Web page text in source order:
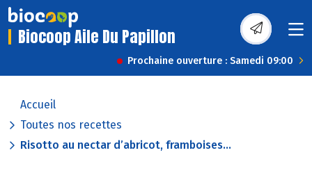
Biocoop Aile Du Papillon
Prochaine ouverture : Samedi 09:00
Accueil
Toutes nos recettes
Risotto au nectar d’abricot, framboises...